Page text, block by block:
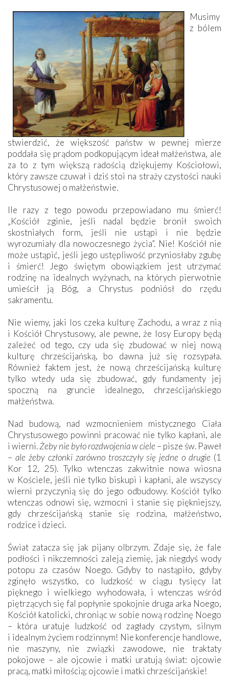
Musimy
z bólem
stwierdzić, że większość państw w pewnej mierze
poddała się prądom podkopującym ideał małżeństwa, ale
za to z tym większą radością dziękujemy Kościołowi,
który zawsze czuwał i dziś stoi na straży czystości nauki
Chrystusowej o małżeństwie.
Ile razy z tego powodu przepowiadano mu śmierć!
„Kościół zginie, jeśli nadal będzie bronił swoich
skostniałych form, jeśli nie ustąpi i nie będzie
wyrozumiały dla nowoczesnego życia”. Nie! Kościół nie
może ustąpić, jeśli jego ustępliwość przyniosłaby zgubę
i śmierć! Je­go świętym obowiązkiem jest utrzymać
rodzinę na idealnych wyżynach, na których pierwotnie
umieścił ją Bóg, a Chrystus podniósł do rzędu
sakramentu.
Nie wiemy, jaki los czeka kulturę Zachodu, a wraz z nią
i Kościół Chrystusowy, ale pewne, że losy Europy będą
zależeć od tego, czy uda się zbudować w niej nową
kulturę chrześcijańską, bo dawna już się rozsypała.
Również faktem jest, że nową chrześcijańską kulturę
tylko wtedy uda się zbudować, gdy fundamenty jej
spoczną na gruncie idealnego, chrześcijańskiego
małżeństwa.
Nad budową, nad wzmocnieniem mistycznego Ciała
Chrystusowego powinni pracować nie tylko kapłani, ale
i wierni.Żeby nie było rozdwojenia w ciele – pisze św. Paweł
– ale żeby członki zarówno troszczyły się jedne o drugie (1
Kor 12, 25). Tylko wtenczas zakwitnie nowa wiosna
w Kościele, jeśli nie tylko biskupi i kapłani, ale wszyscy
wierni przyczynią się do jego odbudowy. Kościół tylko
wtenczas odnowi się, wzmocni i stanie się piękniejszy,
gdy chrześcijańską stanie się rodzina, małżeństwo,
rodzice i dzieci.
Świat zatacza się jak pijany olbrzym. Zdaje się, że fale
podłości i nikczemności zaleją ziemię, jak niegdyś wody
potopu za czasów Noego. Gdyby to nastąpiło, gdyby
zginęło wszystko, co ludzkość w ciągu tysięcy lat
pięknego i wielkiego wyhodowała, i wtenczas wśród
piętrzących się fal popłynie spokojnie druga arka Noego,
Kościół katolicki, chroniąc w sobie nową rodzinę Noego
– która uratuje ludzkość od zagłady czystym, silnym
i idealnym życiem rodzinnym! Nie konferencje handlowe,
nie maszyny, nie związki zawodowe, nie traktaty
pokojowe – ale ojcowie i matki uratują świat: ojcowie
pracą, matki miłością; ojcowie i matki chrześcijańskie!